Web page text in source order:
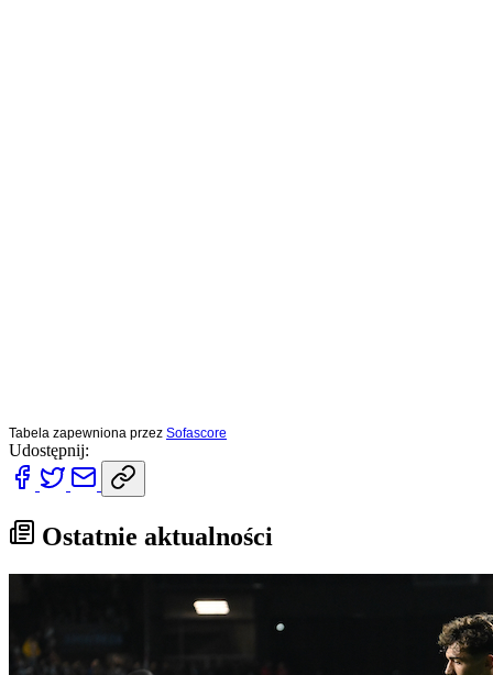
Tabela zapewniona przez Sofascore
Udostępnij:
Ostatnie aktualności